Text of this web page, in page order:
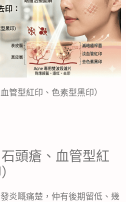
管型紅印、色素型黑印）
石頭瘡、血管型紅
炎嘅痛楚，仲有後期留低、幾